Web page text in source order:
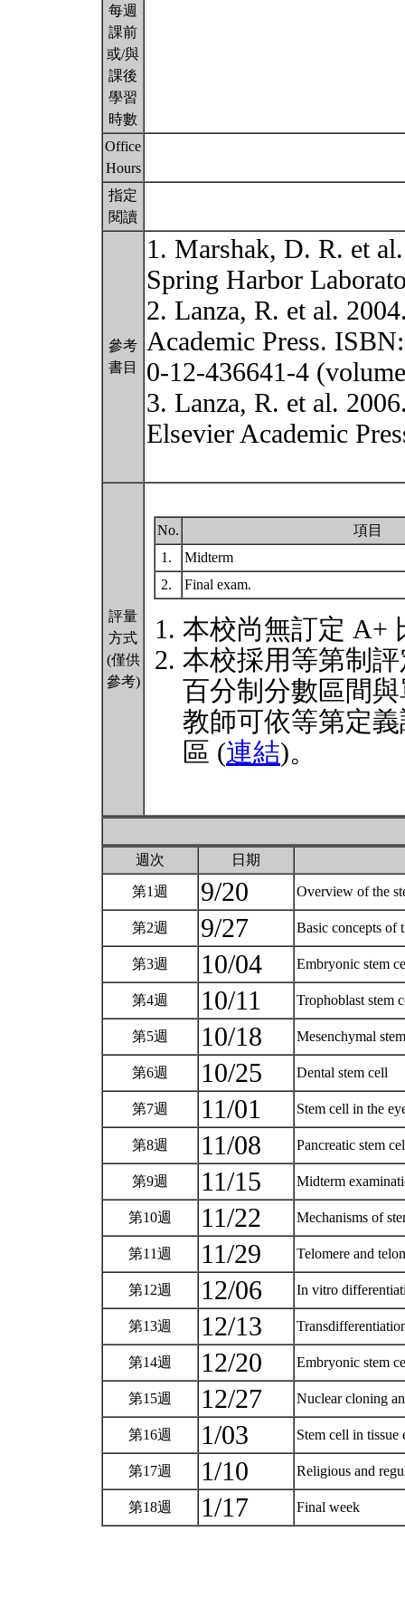
每週
課前
或/與
課後
學習
時數
Office
Hours
指定
閱讀
參考
書目
1. Marshak, D. R. et
Spring Harbor
2. Lanza, R. et al.
Academic Press.
0-12-436641-4
3. Lanza, R. et al.
Elsevier Academic
評量
方式
(僅供
參考)
No.
項目
1.
Midterm
2.
Final exam.
本校尚無訂定 A+
本校採用等第制
百分制分數區間
教師可依等第定
區 (連結)。
週次 日期
第1週 9/20 Overview of the
第2週 9/27 Basic concepts of
第3週 10/04 Embryonic stem
第4週 10/11 Trophoblast stem
第5週 10/18 Mesenchymal
第6週 10/25 Dental stem cell
第7週 11/01 Stem cell in the
第8週 11/08 Pancreatic stem
第9週 11/15 Midterm
第10週 11/22 Mechanisms of
第11週 11/29 Telomere and
第12週 12/06 In vitro
第13週 12/13
第14週 12/20 Embryonic stem
第15週 12/27 Nuclear cloning
第16週 1/03 Stem cell in
第17週 1/10 Religious and
第18週 1/17 Final week